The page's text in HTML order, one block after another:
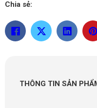
Chia sẻ:
THÔNG TIN SẢN